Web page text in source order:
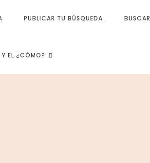
PUBLICAR TU BÚSQUEDA BUSCAR
Y EL ¿CÓMO?